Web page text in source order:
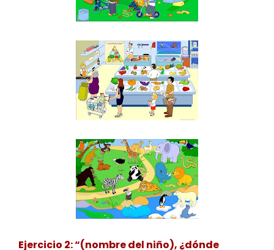
Ejercicio 2: “(nombre del niño), ¿dónde